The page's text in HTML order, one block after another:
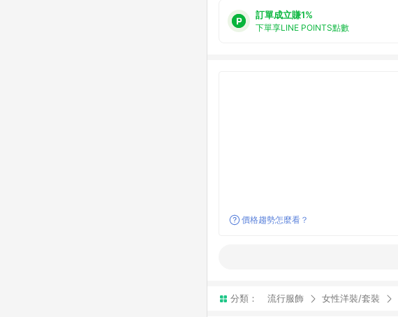
訂單成立賺1%
下單享LINE POINTS點數
價格趨勢怎麼看？
分類： 流行服飾 女性洋裝/套裝